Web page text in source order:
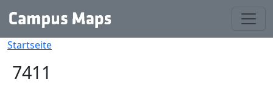
Pfadnavigation
Startseite
7411